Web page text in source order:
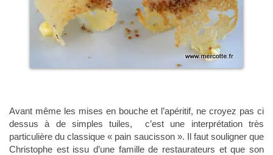
Avant même les mises en bouche et l’apéritif, ne croyez pas ci
dessus à de simples tuiles, c’est une interprétation très
particulière du classique « pain saucisson ». Il faut souligner que
Christophe est issu d’une famille de restaurateurs et que son